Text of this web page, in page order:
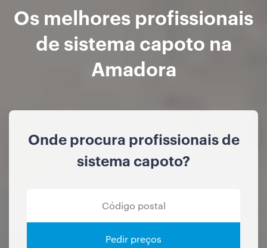
Os melhores profissionais
de sistema capoto na
Amadora
Onde procura profissionais de
sistema capoto?
Pedir preços